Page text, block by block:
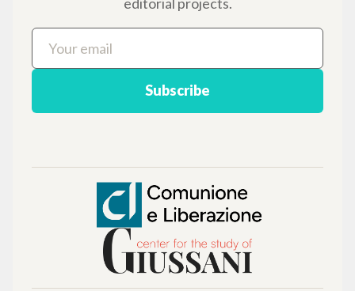
writings of Luigi Giussani: nearly 5,000
bibliographic references, full texts in 5
languages, and dedicated thematic sections.
Login
LANGUAGE
Italian English Spanish